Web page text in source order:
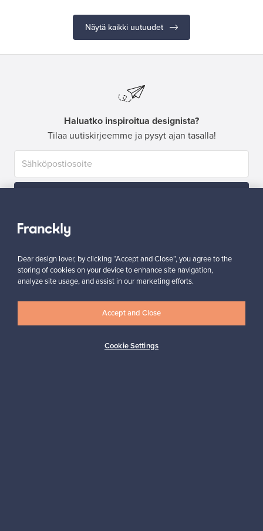
Näytä kaikki uutuudet
Haluatko inspiroitua designista?
Tilaa uutiskirjeemme ja pysyt ajan tasalla!
Aitoa designia Turvalliset maksut
Dear design lover, by clicking “Accept and Close”, you agree to the
storing of cookies on your device to enhance site navigation,
analyze site usage, and assist in our marketing efforts.
Cookie Settings
Accept and Close